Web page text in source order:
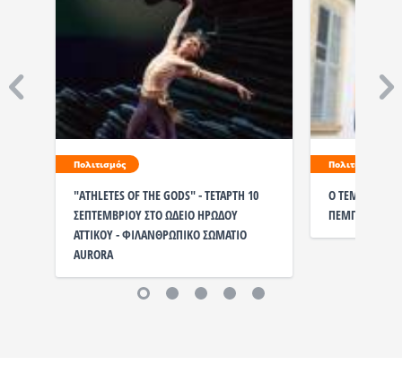
Πολιτισμός
"ATHLETES OF THE GODS" - ΤΕΤΑΡΤΗ 10
ΣΕΠΤΕΜΒΡΙΟΥ ΣΤΟ ΩΔΕΙΟ ΗΡΩΔΟΥ
ΑΤΤΙΚΟΥ - ΦΙΛΑΝΘΡΩΠΙΚΟ ΣΩΜΑΤΙΟ
AURORA
Πολιτισμός
Ο ΤΕΜΠΕΛΗΣ
ΠΕΜΠΤΗ 11